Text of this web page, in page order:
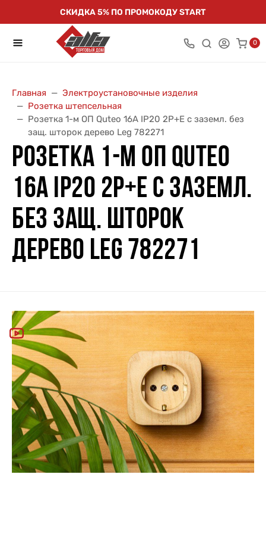
СКИДКА 5% ПО ПРОМОКОДУ START
0
Главная
Электроустановочные изделия
Розетка штепсельная
Розетка 1-м ОП Quteo 16А IP20 2P+E с заземл. без
защ. шторок дерево Leg 782271
РОЗЕТКА 1-М ОП QUTEO
16А IP20 2P+E С ЗАЗЕМЛ.
БЕЗ ЗАЩ. ШТОРОК
ДЕРЕВО LEG 782271